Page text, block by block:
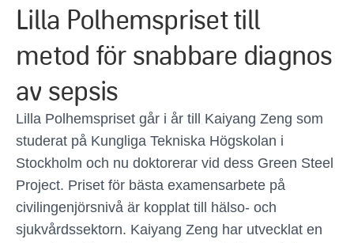
Lilla Polhemspriset till
metod för snabbare diagnos
av sepsis
Lilla Polhemspriset går i år till Kaiyang Zeng som
studerat på Kungliga Tekniska Högskolan i
Stockholm och nu doktorerar vid dess Green Steel
Project. Priset för bästa examensarbete på
civilingenjörsnivå är kopplat till hälso- och
sjukvårdssektorn. Kaiyang Zeng har utvecklat en